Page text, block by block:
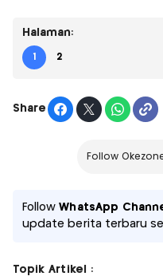
Halaman:
1 2
Share
Follow
FollowWhatsApp
update berita terbaru
Topik Artikel :